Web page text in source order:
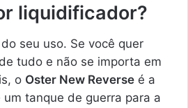
liquidificador?
seu uso. Se você quer
tudo e não se importa em
o Oster New Reverse é a
um tanque de guerra para a